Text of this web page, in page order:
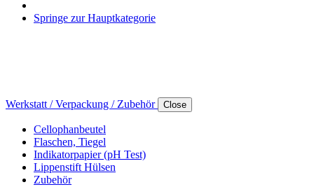
Springe zur Hauptkategorie
Werkstatt / Verpackung / Zubehör Close
Cellophanbeutel
Flaschen, Tiegel
Indikatorpapier (pH Test)
Lippenstift Hülsen
Zubehör